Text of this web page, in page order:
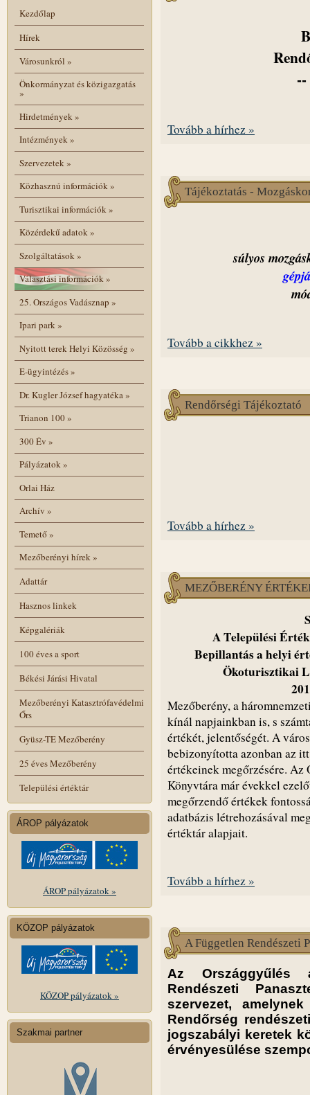
Kezdőlap
Hírek
Városunkról »
Önkormányzat és közigazgatás
»
Hirdetmények»
Intézmények»
Szervezetek»
Közhasznú információk»
Turisztikai információk»
Közérdekű adatok»
Szolgáltatások»
Választási információk»
25. Országos Vadásznap »
Ipari park»
Nyitott terek Helyi Közösség »
E-ügyintézés»
Dr. Kugler József hagyatéka»
Trianon 100»
300 Év »
Pályázatok»
Orlai Ház
Archív »
Temető»
Mezőberényi hírek»
Adattár
Hasznos linkek
Képgalériák
100 éves a sport
Békési Járási Hivatal
Mezőberényi Katasztrófavédelmi
Őrs
Gyüsz-TE Mezőberény
25 éves Mezőberény
Települési értéktár
ÁROP pályázatok
ÁROP pályázatok »
KÖZOP pályázatok
KÖZOP pályázatok »
Szakmai partner
--
Tovább a hírhez »
Tájékoztatás -
súlyos
Tovább a cikkhez »
Rendőrségi Tájékoztató
Tovább a hírhez »
MEZŐBERÉNY
A Települési
Bepillantás a helyi
Ökoturisztikai
Mezőberény, a
kínál napjainkban is, s
értékét, jelentőségét. A
bebizonyította azonban az
értékeinek megőrzésére.
Könyvtára már évekkel
megőrzendő értékek
adatbázis létrehozásával
értéktár alapjait.
Tovább a hírhez »
A Független Rendészeti
Az Országgyűlés
Rendészeti
szervezet,
Rendőrség
jogszabályi keretek
érvényesülése